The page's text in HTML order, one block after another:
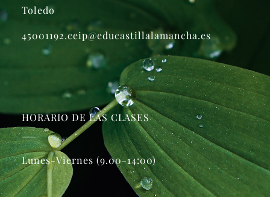
Toledo
45001192.ceip@educastillalamancha.es
HORARIO DE LAS CLASES
Lunes-Viernes (9.00-14:00)